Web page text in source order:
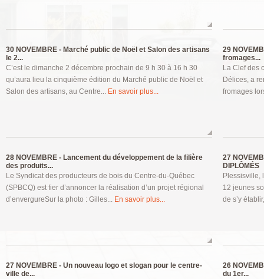
30 NOVEMBRE - Marché public de Noël et Salon des artisans
le 2...
C’est le dimanche 2 décembre prochain de 9 h 30 à 16 h 30
qu’aura lieu la cinquième édition du Marché public de Noël et
Salon des artisans, au Centre... En savoir plus...
29
fromages...
La Clef des
Délices, a
fromages
28 NOVEMBRE - Lancement du développement de la filière
des produits...
Le Syndicat des producteurs de bois du Centre-du-Québec
(SPBCQ) est fier d’annoncer la réalisation d’un projet régional
d’envergureSur la photo : Gilles... En savoir plus...
27
DIPLÔMÉS
Plessisville,
12 jeunes
de s’y
27 NOVEMBRE - Un nouveau logo et slogan pour le centre-
ville de...
26
du 1er...